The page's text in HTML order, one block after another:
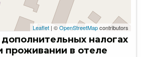
Leaflet | ©OpenStreetMapcontributors
налогах
проживании в отеле